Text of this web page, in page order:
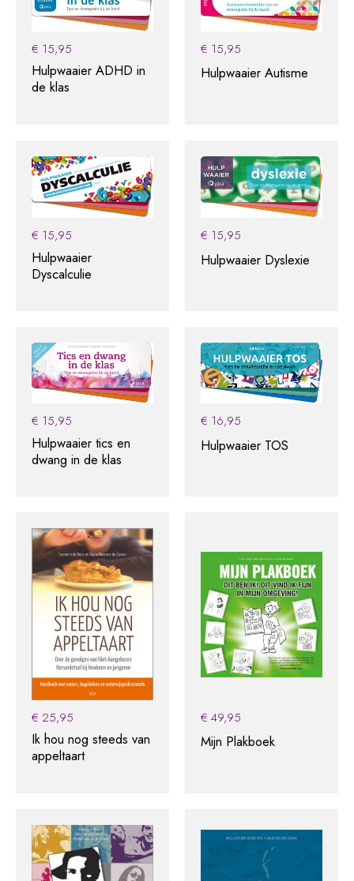
€ 15,95
Hulpwaaier ADHD in
de klas
€ 15,95
Hulpwaaier Autisme
€ 15,95
Hulpwaaier
Dyscalculie
€ 15,95
Hulpwaaier Dyslexie
€ 15,95
Hulpwaaier tics en
dwang in de klas
€ 16,95
Hulpwaaier TOS
€ 25,95
Ik hou nog steeds van
appeltaart
€ 49,95
Mijn Plakboek